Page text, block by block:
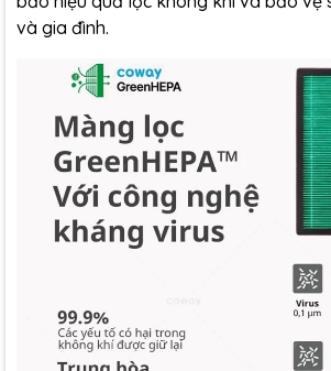
và gia đình.